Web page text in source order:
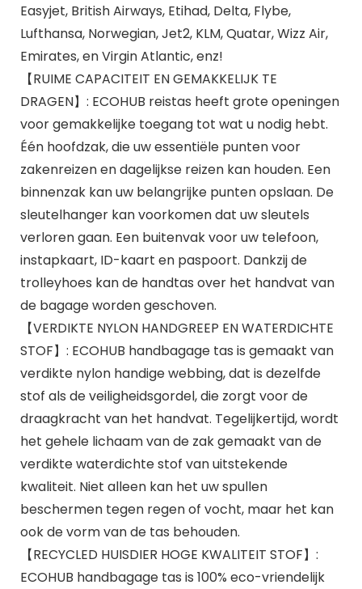
Easyjet, British Airways, Etihad, Delta, Flybe,
Lufthansa, Norwegian, Jet2, KLM, Quatar, Wizz Air,
Emirates, en Virgin Atlantic, enz!
【RUIME CAPACITEIT EN GEMAKKELIJK TE
DRAGEN】: ECOHUB reistas heeft grote openingen
voor gemakkelijke toegang tot wat u nodig hebt.
Één hoofdzak, die uw essentiële punten voor
zakenreizen en dagelijkse reizen kan houden. Een
binnenzak kan uw belangrijke punten opslaan. De
sleutelhanger kan voorkomen dat uw sleutels
verloren gaan. Een buitenvak voor uw telefoon,
instapkaart, ID-kaart en paspoort. Dankzij de
trolleyhoes kan de handtas over het handvat van
de bagage worden geschoven.
【VERDIKTE NYLON HANDGREEP EN WATERDICHTE
STOF】: ECOHUB handbagage tas is gemaakt van
verdikte nylon handige webbing, dat is dezelfde
stof als de veiligheidsgordel, die zorgt voor de
draagkracht van het handvat. Tegelijkertijd, wordt
het gehele lichaam van de zak gemaakt van de
verdikte waterdichte stof van uitstekende
kwaliteit. Niet alleen kan het uw spullen
beschermen tegen regen of vocht, maar het kan
ook de vorm van de tas behouden.
【RECYCLED HUISDIER HOGE KWALITEIT STOF】:
ECOHUB handbagage tas is 100% eco-vriendelijk